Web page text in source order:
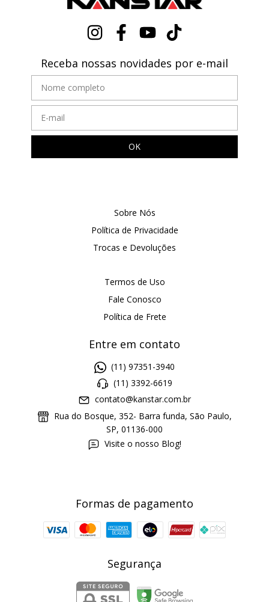
Receba nossas novidades por e-mail
Sobre Nós
Política de Privacidade
Trocas e Devoluções
Termos de Uso
Fale Conosco
Política de Frete
Entre em contato
(11) 97351-3940
(11) 3392-6619
contato@kanstar.com.br
Rua do Bosque, 352- Barra funda, São Paulo,
SP, 01136-000
Visite o nosso Blog!
Formas de pagamento
Segurança